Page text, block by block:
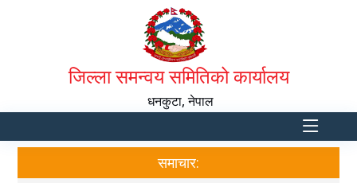
जिल्ला समन्वय समितिको कार्यालय
धनकुटा, नेपाल
समाचार: